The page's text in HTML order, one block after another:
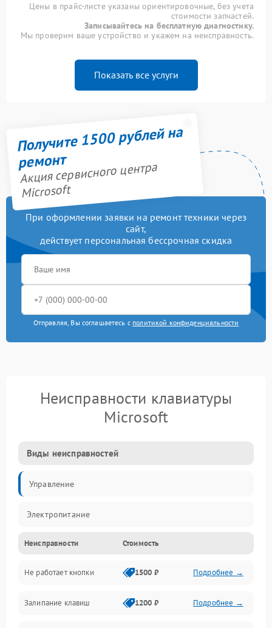
Цены в прайс-листе указаны ориентировочные, без учета
стоимости запчастей.
Записывайтесь на бесплатную диагностику.
Мы проверим ваше устройство и укажем на неисправность.
Показать все услуги
Получите 1500 рублей на
ремонт
Акция сервисного центра
Microsoft
При оформлении заявки на ремонт техники через
сайт,
действует персональная бессрочная скидка
Отправляя, Вы соглашаетесь с политикой конфиденциальности
Неисправности клавиатуры
Microsoft
Виды неисправностей
Управление
Электропитание
Неисправности Стоимость
Не работает кнопки 1500 ₽ Подробнее →
Залипание клавиш 1200 ₽ Подробнее →